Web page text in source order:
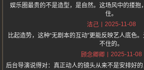
娱乐圈最贵的不是造型，是自然。这场风中的搂抱
住。
洁己
2025-11-08
比起造势，这种“无剧本的互动”更能反映艺人底色
不住的。
顾念卿卿
2025-11-08
后台导演说得对：真正动人的镜头从来不是安排好